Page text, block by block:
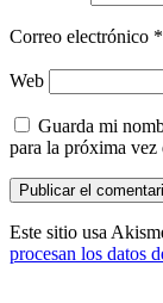
Correo electrónico *
Web
Guarda mi
para la próxima vez
Este sitio usa
procesan los datos